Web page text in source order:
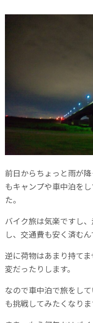
前日からちょっと雨が
もキャンプや車中泊を
た。
バイク旅は気楽ですし
し、交通費も安く済む
逆に荷物はあまり持て
変だったりします。
なので車中泊で旅をし
も挑戦してみたくなりま